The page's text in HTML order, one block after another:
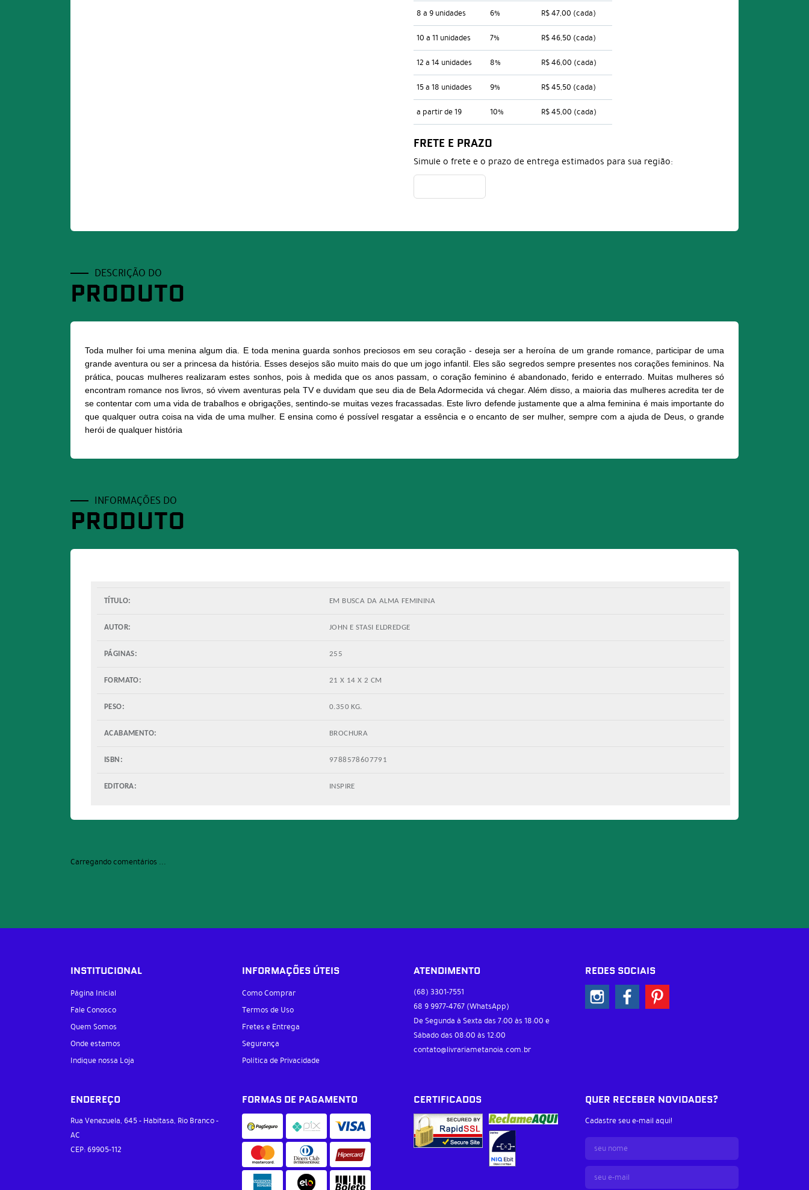
8 a 9 unidades 6% R$ 47,00 (cada)
10 a 11 unidades 7% R$ 46,50 (cada)
12 a 14 unidades 8% R$ 46,00 (cada)
15 a 18 unidades 9% R$ 45,50 (cada)
a partir de 19 10% R$ 45,00 (cada)
FRETE E PRAZO
Simule o frete e o prazo de entrega estimados para sua região:
DESCRIÇÃO DO
PRODUTO
Toda mulher foi uma menina algum dia. E toda menina guarda sonhos preciosos em seu coração - deseja ser a heroína de um grande romance, participar de uma
grande aventura ou ser a princesa da história. Esses desejos são muito mais do que um jogo infantil. Eles são segredos sempre presentes nos corações femininos. Na
prática, poucas mulheres realizaram estes sonhos, pois à medida que os anos passam, o coração feminino é abandonado, ferido e enterrado. Muitas mulheres só
encontram romance nos livros, só vivem aventuras pela TV e duvidam que seu dia de Bela Adormecida vá chegar. Além disso, a maioria das mulheres acredita ter de
se contentar com uma vida de trabalhos e obrigações, sentindo-se muitas vezes fracassadas. Este livro defende justamente que a alma feminina é mais importante do
que qualquer outra coisa na vida de uma mulher. E ensina como é possível resgatar a essência e o encanto de ser mulher, sempre com a ajuda de Deus, o grande
herói de qualquer história
INFORMAÇÕES DO
PRODUTO
TÍTULO: EM BUSCA DA ALMA FEMININA
AUTOR: JOHN E STASI ELDREDGE
PÁGINAS: 255
FORMATO: 21 X 14 X 2 CM
PESO: 0.350 KG.
ACABAMENTO: BROCHURA
ISBN: 9788578607791
EDITORA: INSPIRE
Carregando comentários ...
INSTITUCIONAL
Página Inicial
Fale Conosco
Quem Somos
Onde estamos
Indique nossa Loja
INFORMAÇÕES ÚTEIS
Como Comprar
Termos de Uso
Fretes e Entrega
Segurança
Política de Privacidade
ATENDIMENTO
(68) 3301-7551
68 9 9977-4767 (WhatsApp)
De Segunda à Sexta das 7:00 às 18:00 e
Sábado das 08:00 às 12:00
contato@livrariametanoia.com.br
REDES SOCIAIS
ENDEREÇO
Rua Venezuela, 645- Habitasa, Rio Branco-
AC
CEP: 69905-112
FORMAS DE PAGAMENTO CERTIFICADOS QUER RECEBER NOVIDADES?
Cadastre seu e-mail aqui!